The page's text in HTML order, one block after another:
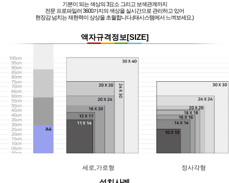
기본이 되는 색상의 3요소 그리고 보색관계까지
전문 프로파일러 3600가지의 색상을 실시간으로 관리하고 있어
현장감 넘치는 재현력이 상상을 초월합니다.(태시스템에서 느껴보세요.)
액자규격정보[SIZE]
세로,가로형 정사각형